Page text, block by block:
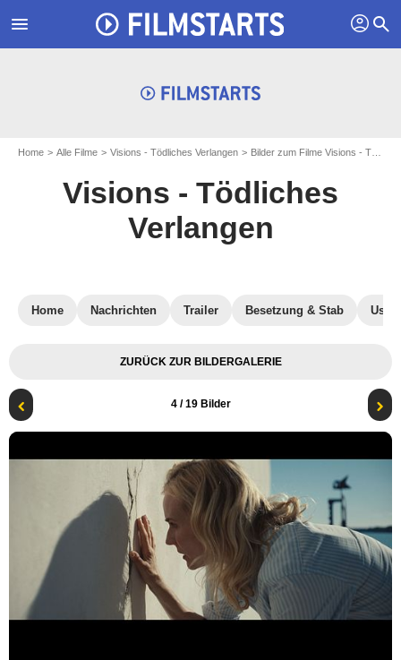
menu profil search
Home Alle Filme Visions - Tödliches Verlangen Bilder zum Filme Visions - Tödliches Verlangen
Visions - Tödliches
Verlangen
Home Nachrichten Trailer Besetzung & Stab
ZURÜCK ZUR BILDERGALERIE
4/ 19 Bilder